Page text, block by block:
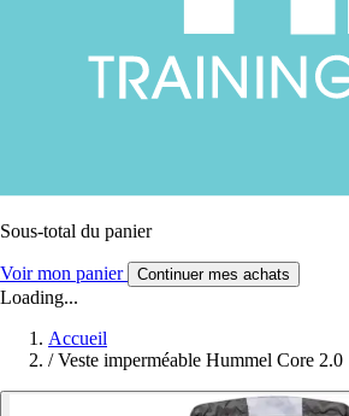
Sous-total du panier
Voir mon panier Continuer mes achats
Loading...
Accueil
/ Veste imperméable Hummel Core 2.0